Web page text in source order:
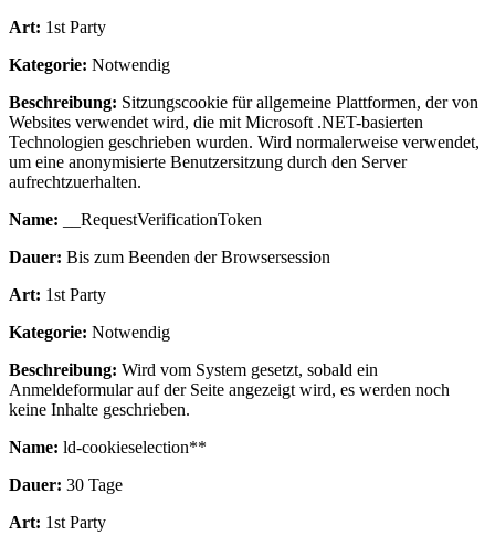
Art: 1st Party
Kategorie: Notwendig
Beschreibung: Sitzungscookie für allgemeine Plattformen, der von
Websites verwendet wird, die mit Microsoft .NET-basierten
Technologien geschrieben wurden. Wird normalerweise verwendet,
um eine anonymisierte Benutzersitzung durch den Server
aufrechtzuerhalten.
Name: __RequestVerificationToken
Dauer: Bis zum Beenden der Browsersession
Art: 1st Party
Kategorie: Notwendig
Beschreibung: Wird vom System gesetzt, sobald ein
Anmeldeformular auf der Seite angezeigt wird, es werden noch
keine Inhalte geschrieben.
Name: ld-cookieselection**
Dauer: 30 Tage
Art: 1st Party